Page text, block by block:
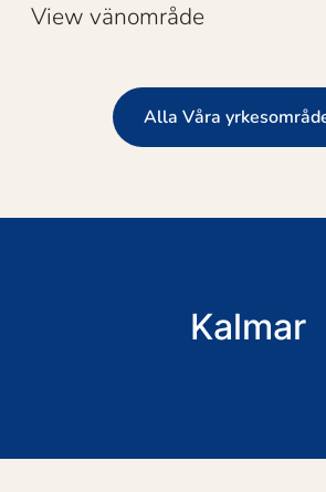
View vänområde
Alla Våra
Kalmar